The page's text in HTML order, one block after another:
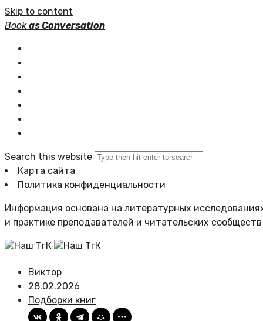
Skip to content
Bookas Conversation
Search this website
Карта сайта
Политика конфиденциальности
Информация основана на литературных
и практике преподавателей и читательских сообществ
Наш ТгК Наш ТгК
Виктор
28.02.2026
Подборки книг